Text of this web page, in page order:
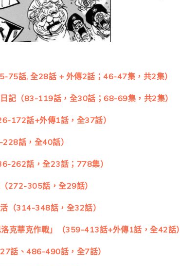
75話, 全28話 + 外傳2話；46-47集，共2集）
記（83-119話，全30話；68-69集，共2集）
172話+外傳1話，全37話）
話，全40話）
262話，全23話；778集）
272-305話，全29話）
（314-348話，全32話）
克華克作戰」（359-413話+外傳1話，全42話）
話、486-490話，全7話）